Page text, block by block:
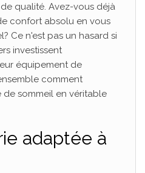
qualité. Avez-vous déjà
confort absolu en vous
Ce n'est pas un hasard si
investissent
équipement de
comment
sommeil en véritable
adaptée à